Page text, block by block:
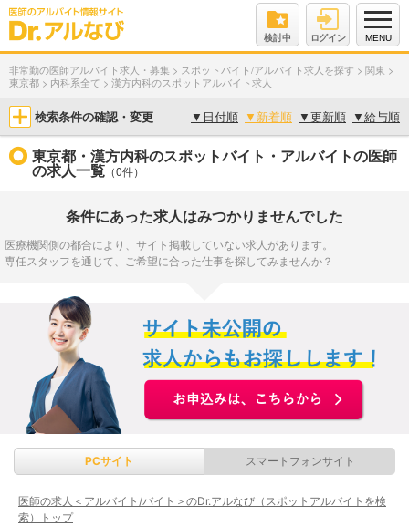
検討中 ログイン MENU
非常勤の医師アルバイト求人・募集 > スポットバイト/アルバイト求人を探す > 関東 >
東京都 > 内科系全て > 漢方内科のスポットアルバイト求人
検索条件の確認・変更 ▼ 日付順 ▼ 新着順 ▼更新順 ▼給与順
東京都・漢方内科のスポットバイト・アルバイトの医師
の求人一覧 （0件）
条件にあった求人はみつかりませんでした
医療機関側の都合により、サイト掲載していない求人があります。
専任スタッフを通じて、ご希望に合った仕事を探してみませんか？
PCサイト スマートフォンサイト
医師の求人＜アルバイト/バイト＞のDr.アルなび（スポットアルバイトを検
索）トップ